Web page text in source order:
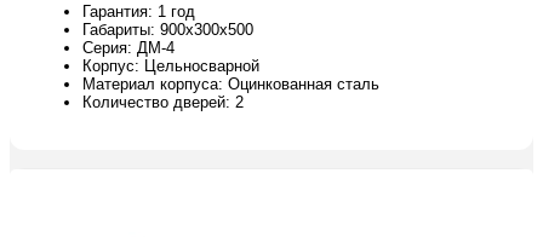
Гарантия: 1 год
Габариты: 900х300х500
Серия: ДМ-4
Корпус: Цельносварной
Материал корпуса: Оцинкованная сталь
Количество дверей: 2